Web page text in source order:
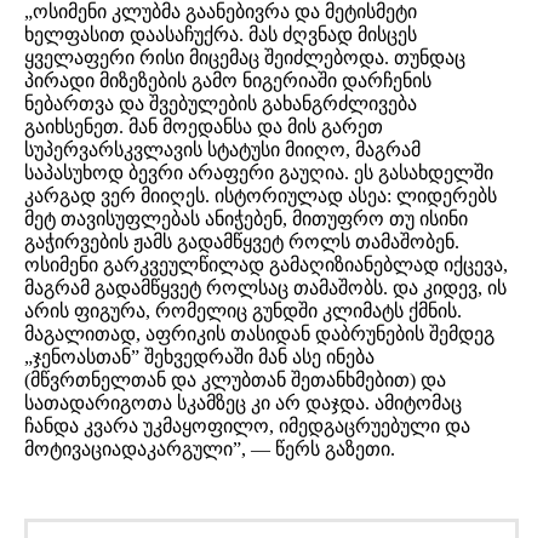
„ოსიმენი კლუბმა გაანებივრა და მეტისმეტი
ხელფასით დაასაჩუქრა. მას ძღვნად მისცეს
ყველაფერი რისი მიცემაც შეიძლებოდა. თუნდაც
პირადი მიზეზების გამო ნიგერიაში დარჩენის
ნებართვა და შვებულების გახანგრძლივება
გაიხსენეთ. მან მოედანსა და მის გარეთ
სუპერვარსკვლავის სტატუსი მიიღო, მაგრამ
საპასუხოდ ბევრი არაფერი გაუღია. ეს გასახდელში
კარგად ვერ მიიღეს. ისტორიულად ასეა: ლიდერებს
მეტ თავისუფლებას ანიჭებენ, მითუფრო თუ ისინი
გაჭირვების ჟამს გადამწყვეტ როლს თამაშობენ.
ოსიმენი გარკვეულწილად გამაღიზიანებლად იქცევა,
მაგრამ გადამწყვეტ როლსაც თამაშობს. და კიდევ, ის
არის ფიგურა, რომელიც გუნდში კლიმატს ქმნის.
მაგალითად, აფრიკის თასიდან დაბრუნების შემდეგ
„ჯენოასთან” შეხვედრაში მან ასე ინება
(მწვრთნელთან და კლუბთან შეთანხმებით) და
სათადარიგოთა სკამზეც კი არ დაჯდა. ამიტომაც
ჩანდა კვარა უკმაყოფილო, იმედგაცრუებული და
მოტივაციადაკარგული”, — წერს გაზეთი.